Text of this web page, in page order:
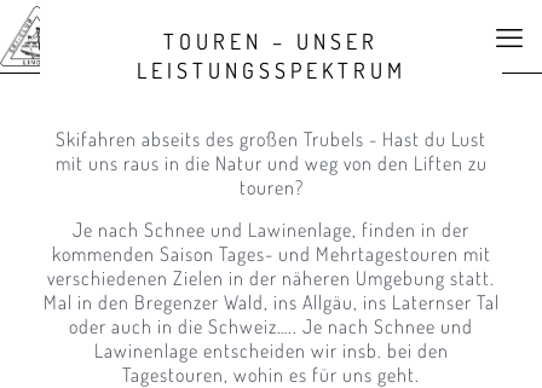
TOUREN – UNSER
LEISTUNGSSPEKTRUM
Skifahren abseits des großen Trubels - Hast du Lust
mit uns raus in die Natur und weg von den Liften zu
touren?
Je nach Schnee und Lawinenlage, finden in der
kommenden Saison Tages- und Mehrtagestouren mit
verschiedenen Zielen in der näheren Umgebung statt.
Mal in den Bregenzer Wald, ins Allgäu, ins Laternser Tal
oder auch in die Schweiz….. Je nach Schnee und
Lawinenlage entscheiden wir insb. bei den
Tagestouren, wohin es für uns geht.